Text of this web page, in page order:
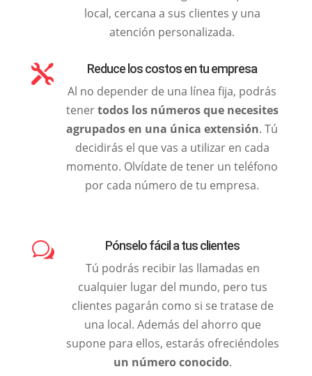
local, cercana a sus clientes y una
atención personalizada.
 Reduce los costos en tu empresa
Al no depender de una línea fija, podrás
tenertodos los números que necesites
agrupados en una única extensión. Tú
decidirás el que vas a utilizar en cada
momento. Olvídate de tener un teléfono
por cada número de tu empresa.
w Pónselo fácil a tus clientes
Tú podrás recibir las llamadas en
cualquier lugar del mundo, pero tus
clientes pagarán como si se tratase de
una local. Además del ahorro que
supone para ellos, estarás ofreciéndoles
un número conocido.